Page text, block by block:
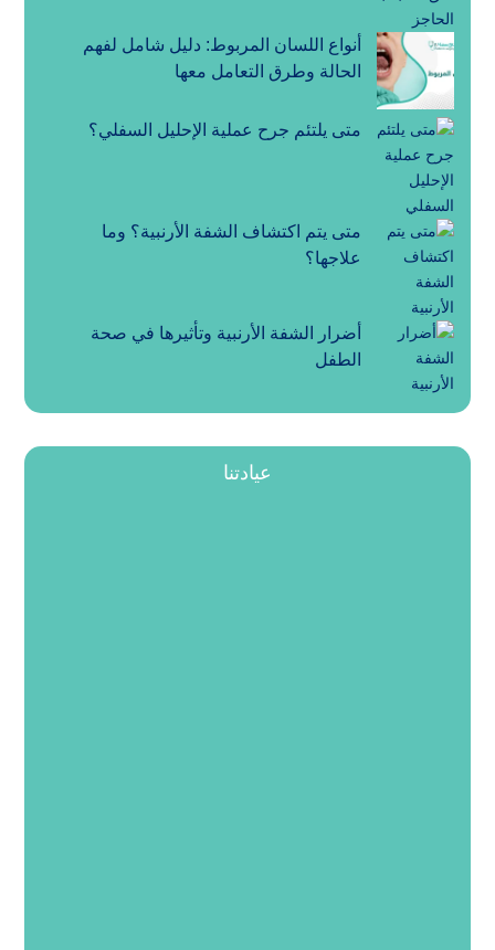
أنواع اللسان المربوط: دليل شامل لفهم
الحالة وطرق التعامل معها
متى يلتئم جرح عملية الإحليل السفلي؟
متى يتم اكتشاف الشفة الأرنبية؟ وما
علاجها؟
أضرار الشفة الأرنبية وتأثيرها في صحة
الطفل
عيادتنا